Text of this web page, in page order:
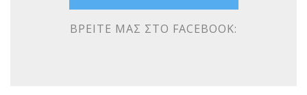
ΒΡΕΊΤΕ ΜΑΣ ΣΤΟ FACEBOOK: